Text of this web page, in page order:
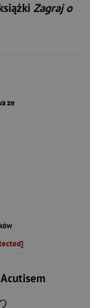
Zagraj o
ze